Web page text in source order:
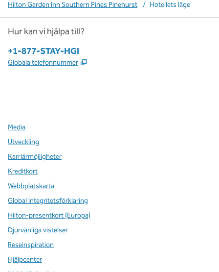
Hilton Garden Inn Southern Pines Pinehurst
/ Hotellets läge
Hur kan vi hjälpa till?
Telefon:
+1-877-STAY-HGI
Globala telefonnummer ,
Media
Utveckling
Karriärmöjligheter
Kreditkort
Webbplatskarta
Global integritetsförklaring
Hilton-presentkort (Europa)
Djurvänliga vistelser
Reseinspiration
Hjälpcenter